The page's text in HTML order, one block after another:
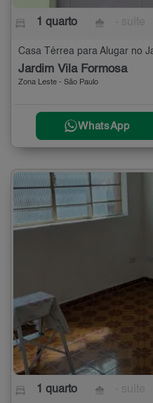
1 quarto
Casa Térrea para Alugar no
Jardim Vila Formosa
Zona Leste - São Paulo
WhatsApp
1 quarto